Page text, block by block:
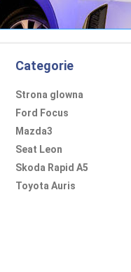
Categorie
Strona glowna
Ford Focus
Mazda3
Seat Leon
Skoda Rapid A5
Toyota Auris